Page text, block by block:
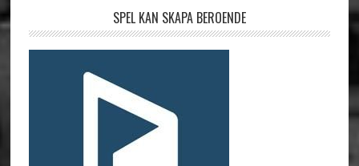
SPEL KAN SKAPA BEROENDE